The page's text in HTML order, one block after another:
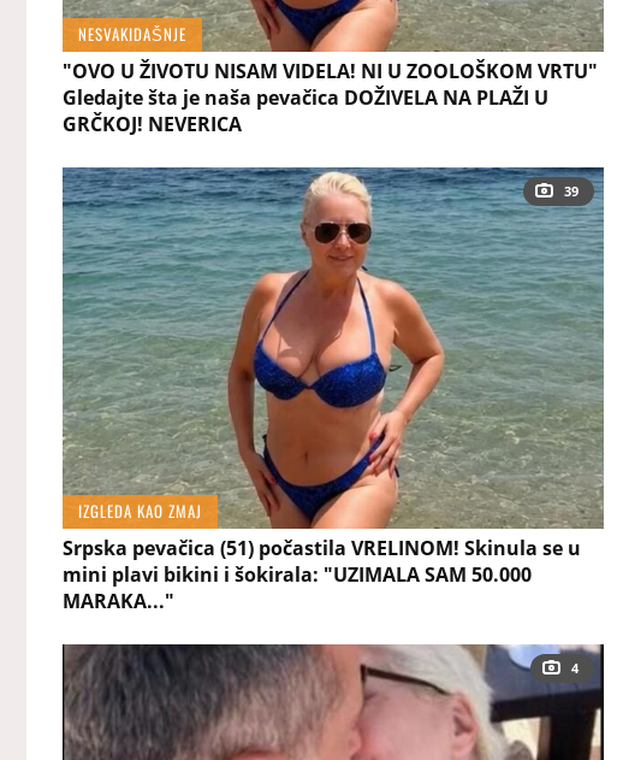
NESVAKIDAŠNJE
"OVO U ŽIVOTU NISAM VIDELA! NI U ZOOLOŠKOM VRTU"
Gledajte šta je naša pevačica DOŽIVELA NA PLAŽI U
GRČKOJ! NEVERICA
39
IZGLEDA KAO ZMAJ
Srpska pevačica (51) počastila VRELINOM! Skinula se u
mini plavi bikini i šokirala: "UZIMALA SAM 50.000
MARAKA..."
4